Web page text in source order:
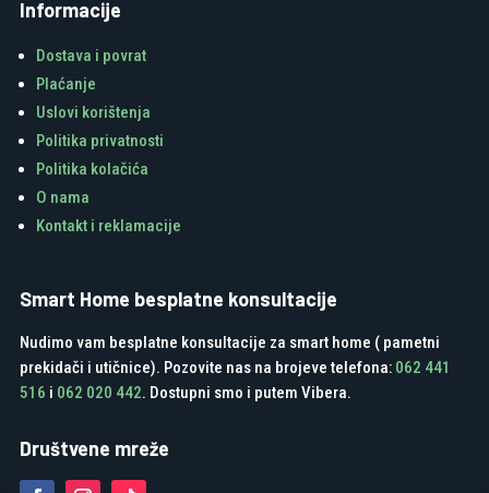
Informacije
Dostava i povrat
Plaćanje
Uslovi korištenja
Politika privatnosti
Politika kolačića
O nama
Kontakt i reklamacije
Smart Home besplatne konsultacije
Nudimo vam besplatne konsultacije za smart home ( pametni
prekidači i utičnice). Pozovite nas na brojeve telefona: 062 441
516 i 062 020 442. Dostupni smo i putem Vibera.
Društvene mreže